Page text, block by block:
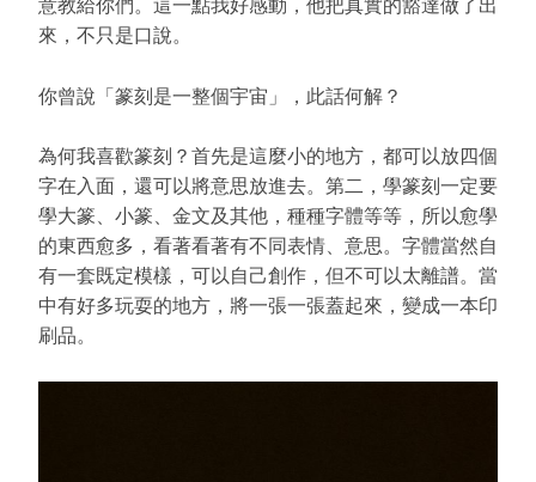
意教給你們。這一點我好感動，他把真實的豁達做了出
來，不只是口說。
你曾說「篆刻是一整個宇宙」，此話何解？
為何我喜歡篆刻？首先是這麼小的地方，都可以放四個
字在入面，還可以將意思放進去。第二，學篆刻一定要
學大篆、小篆、金文及其他，種種字體等等，所以愈學
的東西愈多，看著看著有不同表情、意思。字體當然自
有一套既定模樣，可以自己創作，但不可以太離譜。當
中有好多玩耍的地方，將一張一張蓋起來，變成一本印
刷品。